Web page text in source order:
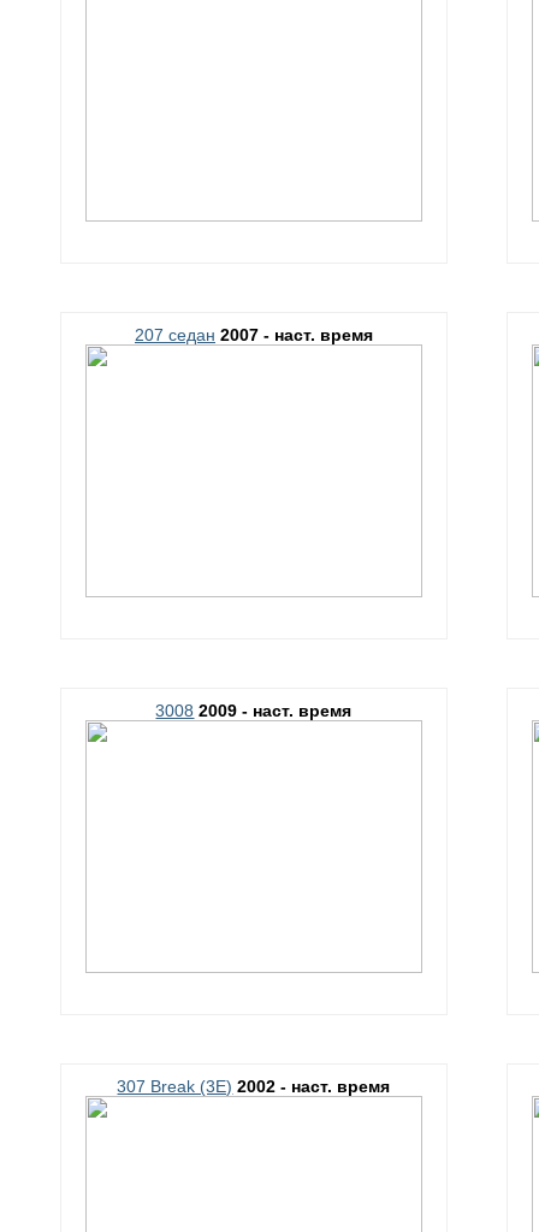
207 седан 2007 - наст. время
3008 2009 - наст. время
307 Break (3E) 2002 - наст. время